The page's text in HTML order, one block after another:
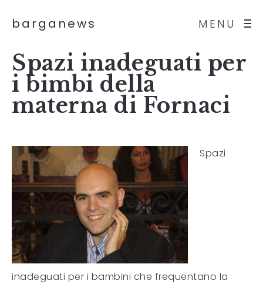
MENU
barganews
Spazi inadeguati per
i bimbi della
materna di Fornaci
Spazi
inadeguati per i bambini che frequentano la